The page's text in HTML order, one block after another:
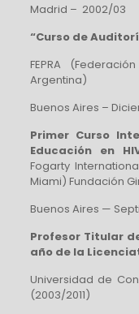
Madrid – 2002/03
“Curso de
FEPRA
Argentina)
Buenos Aires –
Primer Curso
Educación en
Fogarty
Miami) Fundación
Buenos Aires —
Profesor Titular
año de la
Universidad de
(2003/2011)